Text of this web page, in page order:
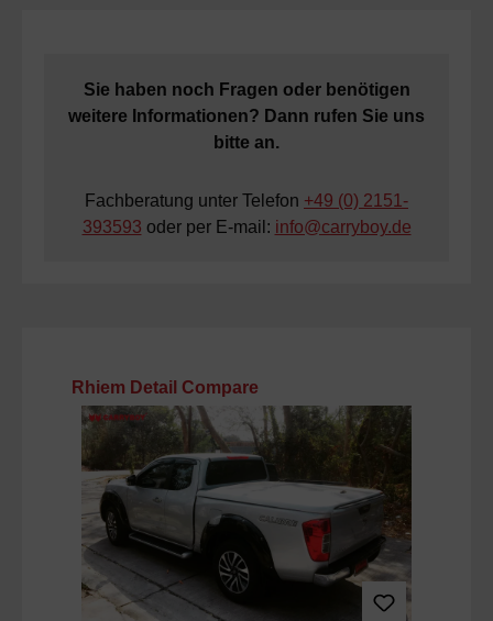
Sie haben noch Fragen oder benötigen
weitere Informationen? Dann rufen Sie uns
bitte an.
Fachberatung unter Telefon +49 (0) 2151-
393593 oder per E-mail: info@carryboy.de
Produktgalerie überspringen
Rhiem Detail Compare